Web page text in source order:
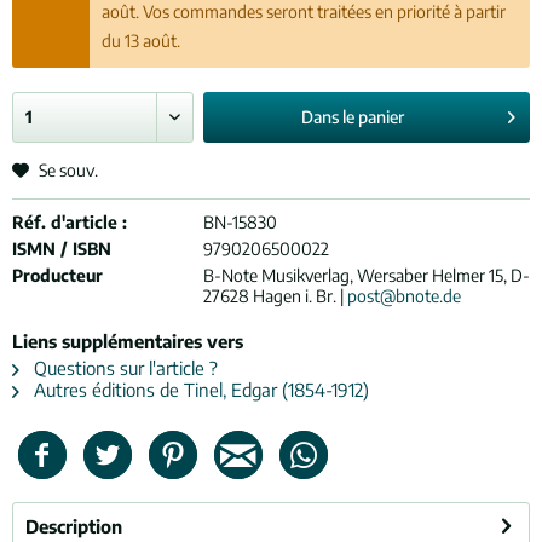
août. Vos commandes seront traitées en priorité à partir
du 13 août.
Dans le panier
Se souv.
Réf. d'article :
BN-15830
ISMN / ISBN
9790206500022
Producteur
B-Note Musikverlag, Wersaber Helmer 15, D-
27628 Hagen i. Br. | post@bnote.de
Liens supplémentaires vers
Questions sur l'article ?
Autres éditions de Tinel, Edgar (1854-1912)
Description